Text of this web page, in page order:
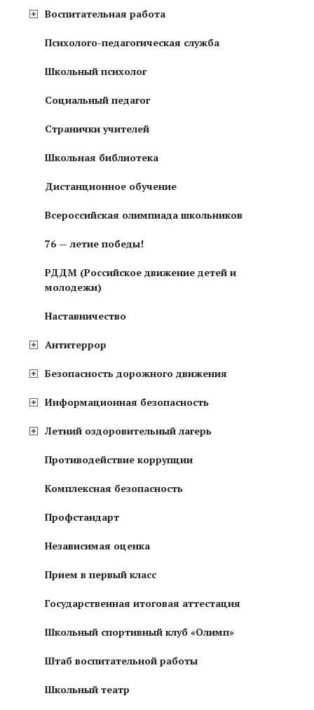
Воспитательная работа
Психолого-педагогическая служба
Школьный психолог
Социальный педагог
Странички учителей
Школьная библиотека
Дистанционное обучение
Всероссийская олимпиада школьников
76 — летие победы!
РДДМ (Российское движение детей и
молодежи)
Наставничество
Антитеррор
Безопасность дорожного движения
Информационная безопасность
Летний оздоровительный лагерь
Противодействие коррупции
Комплексная безопасность
Профстандарт
Независимая оценка
Прием в первый класс
Государственная итоговая аттестация
Школьный спортивный клуб «Олимп»
Штаб воспитательной работы
Школьный театр